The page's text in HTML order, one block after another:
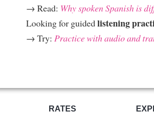
→ Read: Why spoken Spanish is
Looking for guidedlistening
→ Try: Practice with audio and
RATES